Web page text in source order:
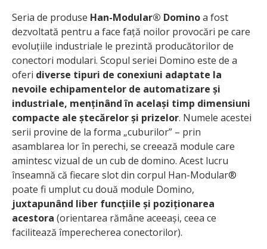
Seria de produse Han-Modular® Dominoa fost
dezvoltată pentru a face față noilor provocări pe care
evoluțiile industriale le prezintă producătorilor de
conectori modulari. Scopul seriei Domino este de a
oferi diverse tipuri de conexiuni adaptate la
nevoile echipamentelor de automatizare și
industriale, menținând în același timp dimensiuni
compacte ale ștecărelor și prizelor. Numele acestei
serii provine de la forma „cuburilor” – prin
asamblarea lor în perechi, se creează module care
amintesc vizual de un cub de domino. Acest lucru
înseamnă că fiecare slot din corpul Han-Modular®
poate fi umplut cu două module Domino,
juxtapunând liber funcțiile și poziționarea
acestora (orientarea rămâne aceeași, ceea ce
facilitează împerecherea conectorilor).